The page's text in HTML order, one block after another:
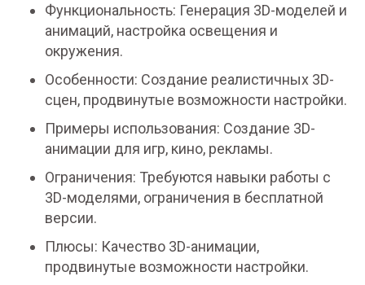
Функциональность: Генерация 3D-моделей и
анимаций, настройка освещения и
окружения.
Особенности: Создание реалистичных 3D-
сцен, продвинутые возможности настройки.
Примеры использования: Создание 3D-
анимации для игр, кино, рекламы.
Ограничения: Требуются навыки работы с
3D-моделями, ограничения в бесплатной
версии.
Плюсы: Качество 3D-анимации,
продвинутые возможности настройки.